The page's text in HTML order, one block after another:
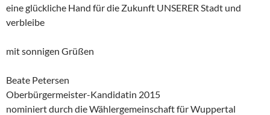
eine glückliche Hand für die Zukunft UNSERER Stadt und
verbleibe
mit sonnigen Grüßen
Beate Petersen
Oberbürgermeister-Kandidatin 2015
nominiert durch die Wählergemeinschaft für Wuppertal